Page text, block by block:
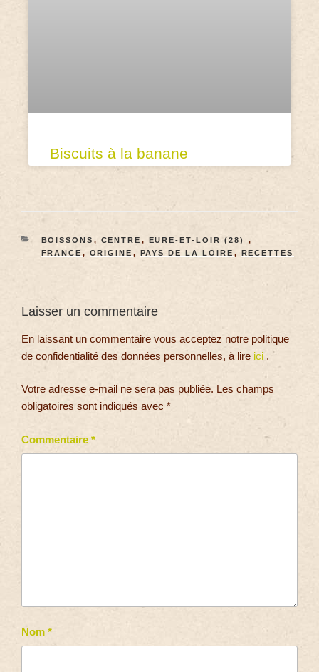
Biscuits à la banane
BOISSONS , CENTRE , EURE-ET-LOIR (28) ,
FRANCE , ORIGINE , PAYS DE LA LOIRE , RECETTES
Laisser un commentaire
En laissant un commentaire vous acceptez notre politique
de confidentialité des données personnelles, à lire ici .
Votre adresse e-mail ne sera pas publiée. Les champs
obligatoires sont indiqués avec *
Commentaire *
Nom *